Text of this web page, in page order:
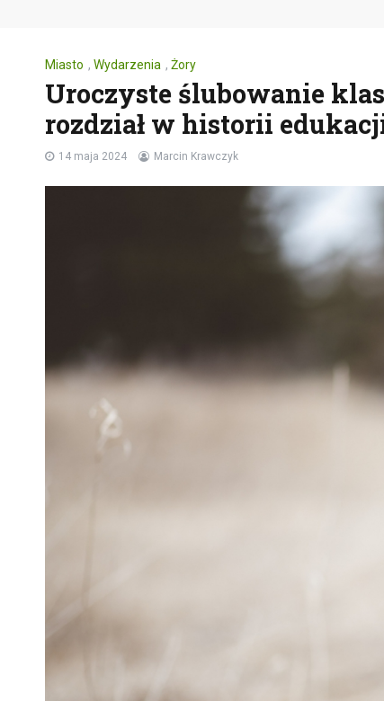
Miasto , Wydarzenia , Żory
Uroczyste ślubowanie
rozdział w historii
14 maja 2024 Marcin Krawczyk